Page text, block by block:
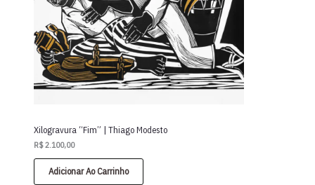
Xilogravura “Fim” | Thiago Modesto
R$2.100,00
Adicionar Ao Carrinho